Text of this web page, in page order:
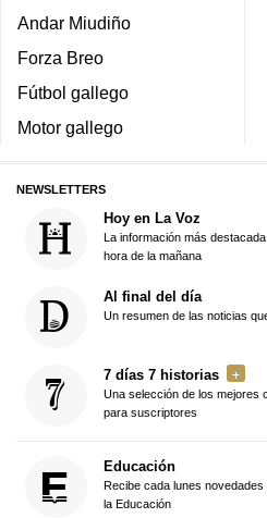
Andar Miudiño
Forza Breo
Fútbol gallego
Motor gallego
NEWSLETTERS
Hoy en La Voz
La información más
hora de la mañana
Al final del día
Un resumen de las noticias
7 días 7 historias
Una selección de los mejores
para suscriptores
Educación
Recibe cada lunes
la Educación